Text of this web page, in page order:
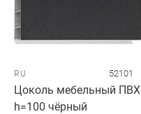
RU 52101
Цоколь мебельный ПВХ
h=100 чёрный